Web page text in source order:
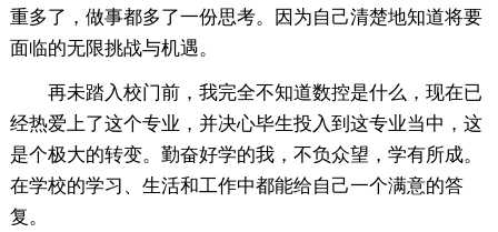
重多了，做事都多了一份思考。因为自己清楚地知道将要
面临的无限挑战与机遇。
再未踏入校门前，我完全不知道数控是什么，现在已
经热爱上了这个专业，并决心毕生投入到这专业当中，这
是个极大的转变。勤奋好学的我，不负众望，学有所成。
在学校的学习、生活和工作中都能给自己一个满意的答
复。